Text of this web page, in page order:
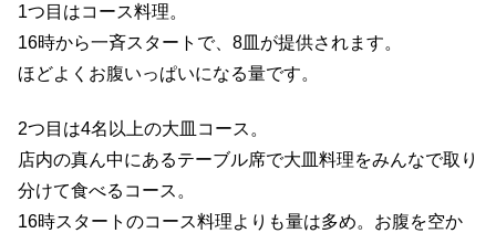
1つ目はコース料理。
16時から一斉スタートで、8皿が提供されます。
ほどよくお腹いっぱいになる量です。
2つ目は4名以上の大皿コース。
店内の真ん中にあるテーブル席で大皿料理をみんなで取り
分けて食べるコース。
16時スタートのコース料理よりも量は多め。お腹を空か